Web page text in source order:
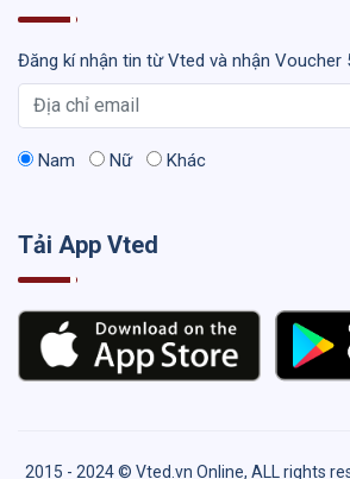
Đăng kí nhận tin từ Vted và nhận Voucher
Nam Nữ Khác
Tải App Vted
2015 - 2024 © Vted.vn Online, ALL rights